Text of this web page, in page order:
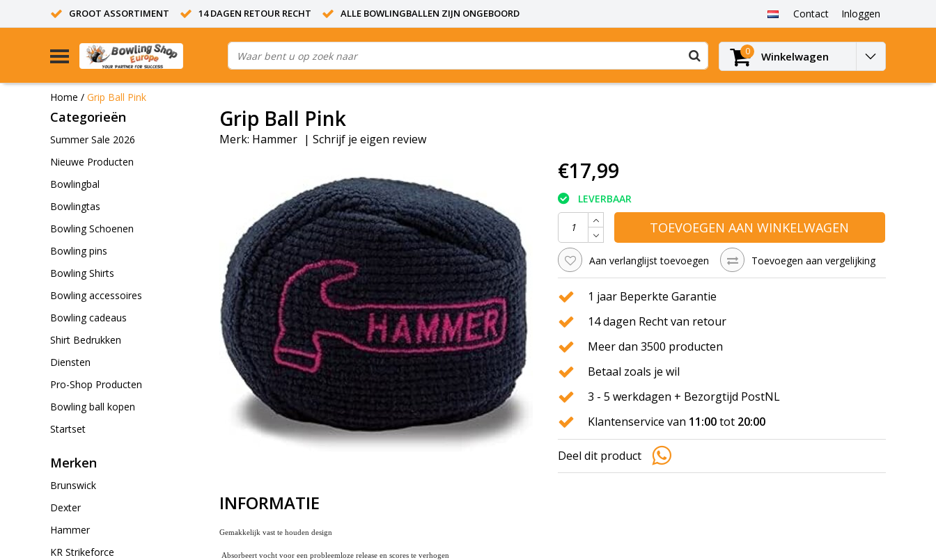
GROOT ASSORTIMENT 14 DAGEN RETOUR RECHT ALLE BOWLINGBALLEN ZIJN ONGEBOORD Contact Inloggen
0 Winkelwagen
Home / Grip Ball Pink
Categorieën
Summer Sale 2026
Nieuwe Producten
Bowlingbal
Bowlingtas
Bowling Schoenen
Bowling pins
Bowling Shirts
Bowling accessoires
Bowling cadeaus
Shirt Bedrukken
Diensten
Pro-Shop Producten
Bowling ball kopen
Startset
Merken
Brunswick
Dexter
Hammer
KR Strikeforce
Grip Ball Pink
Merk: Hammer | Schrijf je eigen review
€17,99
LEVERBAAR
TOEVOEGEN AAN WINKELWAGEN
Aan verlanglijst toevoegen Toevoegen aan vergelijking
1 jaar Beperkte Garantie
14 dagen Recht van retour
Meer dan 3500 producten
Betaal zoals je wil
3 - 5 werkdagen + Bezorgtijd PostNL
Klantenservice van 11:00tot 20:00
Deel dit product
INFORMATIE
Gemakkelijk vast te houden design
Absorbeert vocht voor een probleemloze release en scores te verhogen